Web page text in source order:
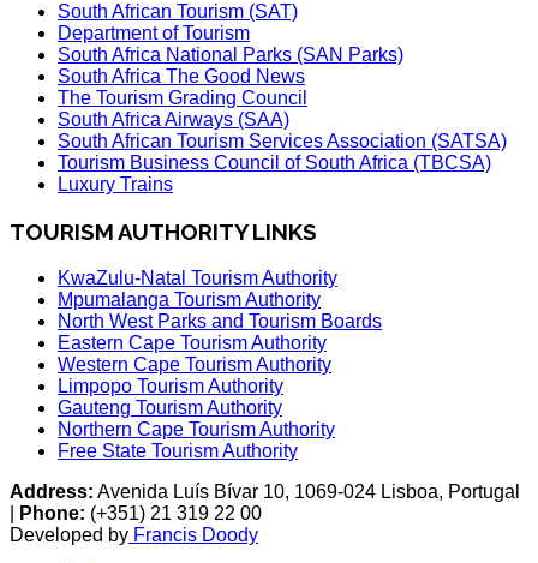
South African Tourism (SAT)
Department of Tourism
South Africa National Parks (SAN Parks)
South Africa The Good News
The Tourism Grading Council
South Africa Airways (SAA)
South African Tourism Services Association (SATSA)
Tourism Business Council of South Africa (TBCSA)
Luxury Trains
TOURISM AUTHORITY LINKS
KwaZulu-Natal Tourism Authority
Mpumalanga Tourism Authority
North West Parks and Tourism Boards
Eastern Cape Tourism Authority
Western Cape Tourism Authority
Limpopo Tourism Authority
Gauteng Tourism Authority
Northern Cape Tourism Authority
Free State Tourism Authority
Address: Avenida Luís Bívar 10, 1069-024 Lisboa, Portugal
Phone: (+351) 21 319 22 00
Developed by Francis Doody